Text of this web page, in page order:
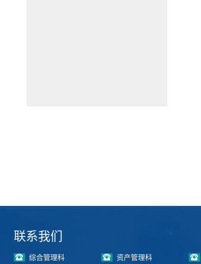
联系我们
综合管理科 资产管理科